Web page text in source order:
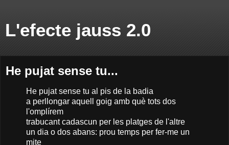
L'efecte jauss 2.0
He pujat sense tu...
He pujat sense tu al pis de la badia
a perllongar aquell goig amb què tots dos
l'omplírem
trabucant cadascun per les platges de l'altre
un dia o dos abans: prou temps per fer-me un
mite